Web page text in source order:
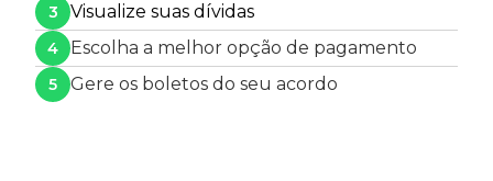
3 Visualize suas dívidas
4 Escolha a melhor opção de pagamento
5 Gere os boletos do seu acordo